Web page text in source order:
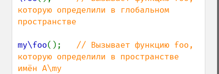
которую определили в глобальном
пространстве
my\foo(); // Вызывает функцию foo,
которую определили в пространстве
имён A\my